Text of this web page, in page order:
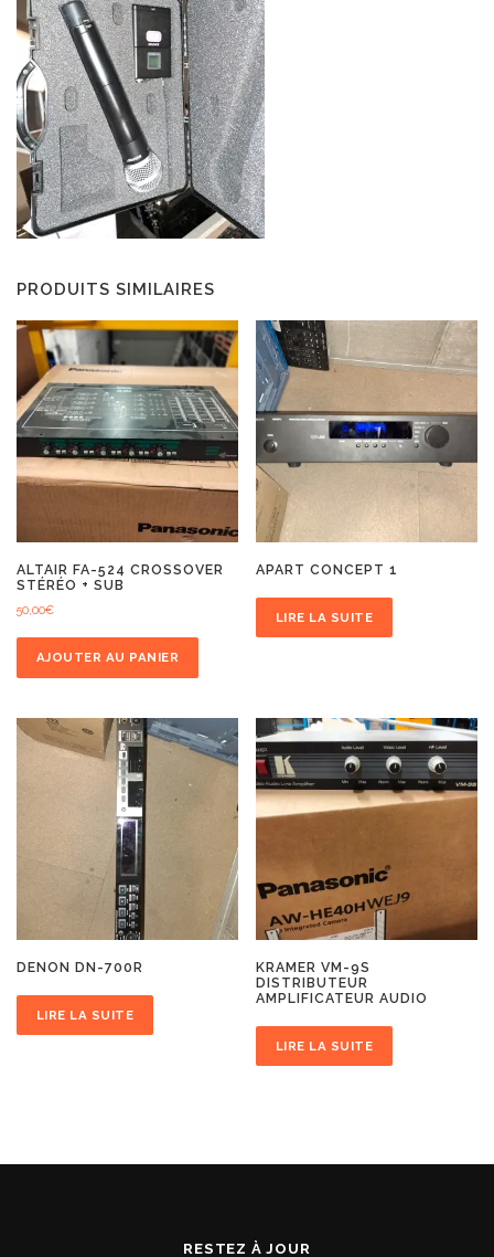
PRODUITS SIMILAIRES
ALTAIR FA-524 CROSSOVER
STÉRÉO + SUB
50,00€
AJOUTER AU PANIER
APART CONCEPT 1
LIRE LA SUITE
DENON DN-700R
LIRE LA SUITE
KRAMER VM-9S
DISTRIBUTEUR
AMPLIFICATEUR AUDIO
LIRE LA SUITE
RESTEZ À JOUR